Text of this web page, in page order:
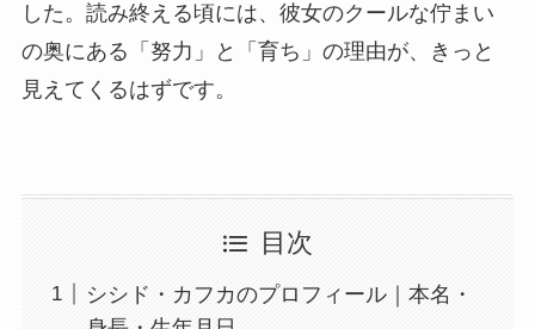
した。読み終える頃には、彼女のクールな佇まい
の奥にある「努力」と「育ち」の理由が、きっと
見えてくるはずです。
目次
シシド・カフカのプロフィール｜本名・